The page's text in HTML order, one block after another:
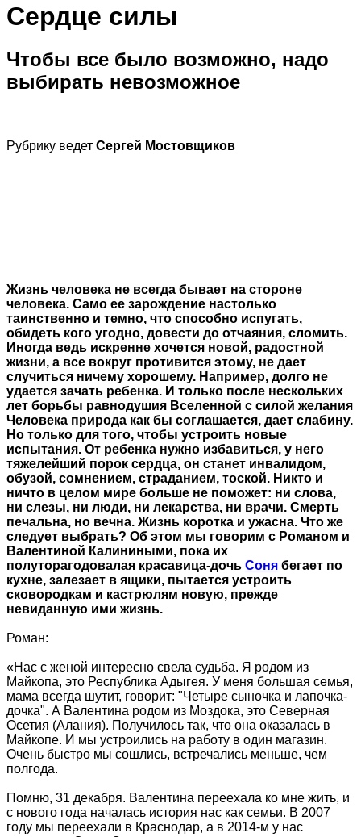
Сердце силы
Чтобы все было возможно, надо
выбирать невозможное
Рубрику ведет Сергей Мостовщиков
Жизнь человека не всегда бывает на стороне
человека. Само ее зарождение настолько
таинственно и темно, что способно испугать,
обидеть кого угодно, довести до отчаяния, сломить.
Иногда ведь искренне хочется новой, радостной
жизни, а все вокруг противится этому, не дает
случиться ничему хорошему. Например, долго не
удается зачать ребенка. И только после нескольких
лет борьбы равнодушия Вселенной с силой желания
Человека природа как бы соглашается, дает слабину.
Но только для того, чтобы устроить новые
испытания. От ребенка нужно избавиться, у него
тяжелейший порок сердца, он станет инвалидом,
обузой, сомнением, страданием, тоской. Никто и
ничто в целом мире больше не поможет: ни слова,
ни слезы, ни люди, ни лекарства, ни врачи. Смерть
печальна, но вечна. Жизнь коротка и ужасна. Что же
следует выбрать? Об этом мы говорим с Романом и
Валентиной Калиниными, пока их
полуторагодовалая красавица-дочь Соня бегает по
кухне, залезает в ящики, пытается устроить
сковородкам и кастрюлям новую, прежде
невиданную ими жизнь.
Роман:
«Нас с женой интересно свела судьба. Я родом из
Майкопа, это Республика Адыгея. У меня большая семья,
мама всегда шутит, говорит: "Четыре сыночка и лапочка-
дочка". А Валентина родом из Моздока, это Северная
Осетия (Алания). Получилось так, что она оказалась в
Майкопе. И мы устроились на работу в один магазин.
Очень быстро мы сошлись, встречались меньше, чем
полгода.
Помню, 31 декабря. Валентина переехала ко мне жить, и
с нового года началась история нас как семьи. В 2007
году мы переехали в Краснодар, а в 2014-м у нас